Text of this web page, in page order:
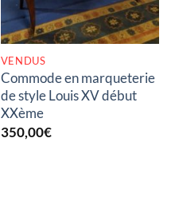
VENDUS
Commode en marqueterie
de style Louis XV début
XXème
350,00€